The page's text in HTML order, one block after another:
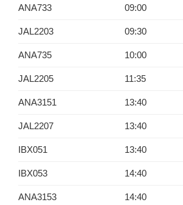
ANA733 09:00
JAL2203 09:30
ANA735 10:00
JAL2205 11:35
ANA3151 13:40
JAL2207 13:40
IBX051 13:40
IBX053 14:40
ANA3153 14:40